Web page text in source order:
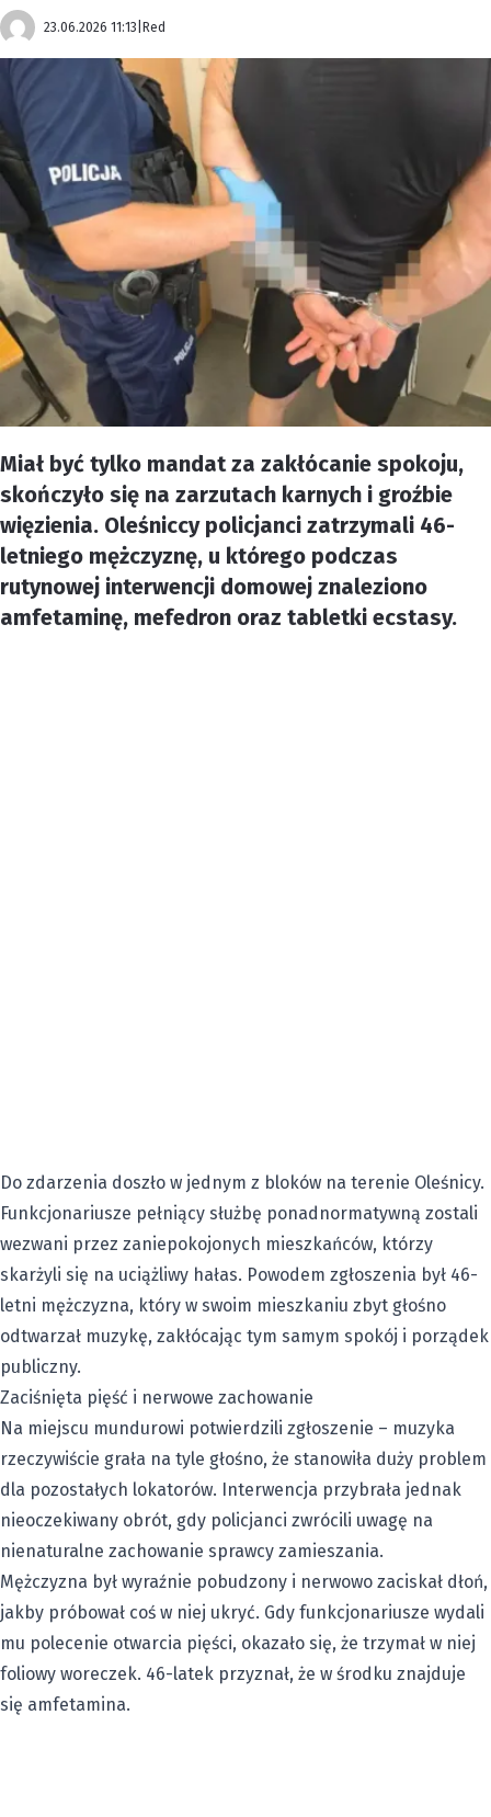
23.06.2026 11:13 Red
Miał być tylko mandat za zakłócanie spokoju,
skończyło się na zarzutach karnych i groźbie
więzienia. Oleśniccy policjanci zatrzymali 46-
letniego mężczyznę, u którego podczas
rutynowej interwencji domowej znaleziono
amfetaminę, mefedron oraz tabletki ecstasy.
Do zdarzenia doszło w jednym z bloków na terenie Oleśnicy.
Funkcjonariusze pełniący służbę ponadnormatywną zostali
wezwani przez zaniepokojonych mieszkańców, którzy
skarżyli się na uciążliwy hałas. Powodem zgłoszenia był 46-
letni mężczyzna, który w swoim mieszkaniu zbyt głośno
odtwarzał muzykę, zakłócając tym samym spokój i porządek
publiczny.
Zaciśnięta pięść i nerwowe zachowanie
Na miejscu mundurowi potwierdzili zgłoszenie – muzyka
rzeczywiście grała na tyle głośno, że stanowiła duży problem
dla pozostałych lokatorów. Interwencja przybrała jednak
nieoczekiwany obrót, gdy policjanci zwrócili uwagę na
nienaturalne zachowanie sprawcy zamieszania.
Mężczyzna był wyraźnie pobudzony i nerwowo zaciskał dłoń,
jakby próbował coś w niej ukryć. Gdy funkcjonariusze wydali
mu polecenie otwarcia pięści, okazało się, że trzymał w niej
foliowy woreczek. 46-latek przyznał, że w środku znajduje
się amfetamina.